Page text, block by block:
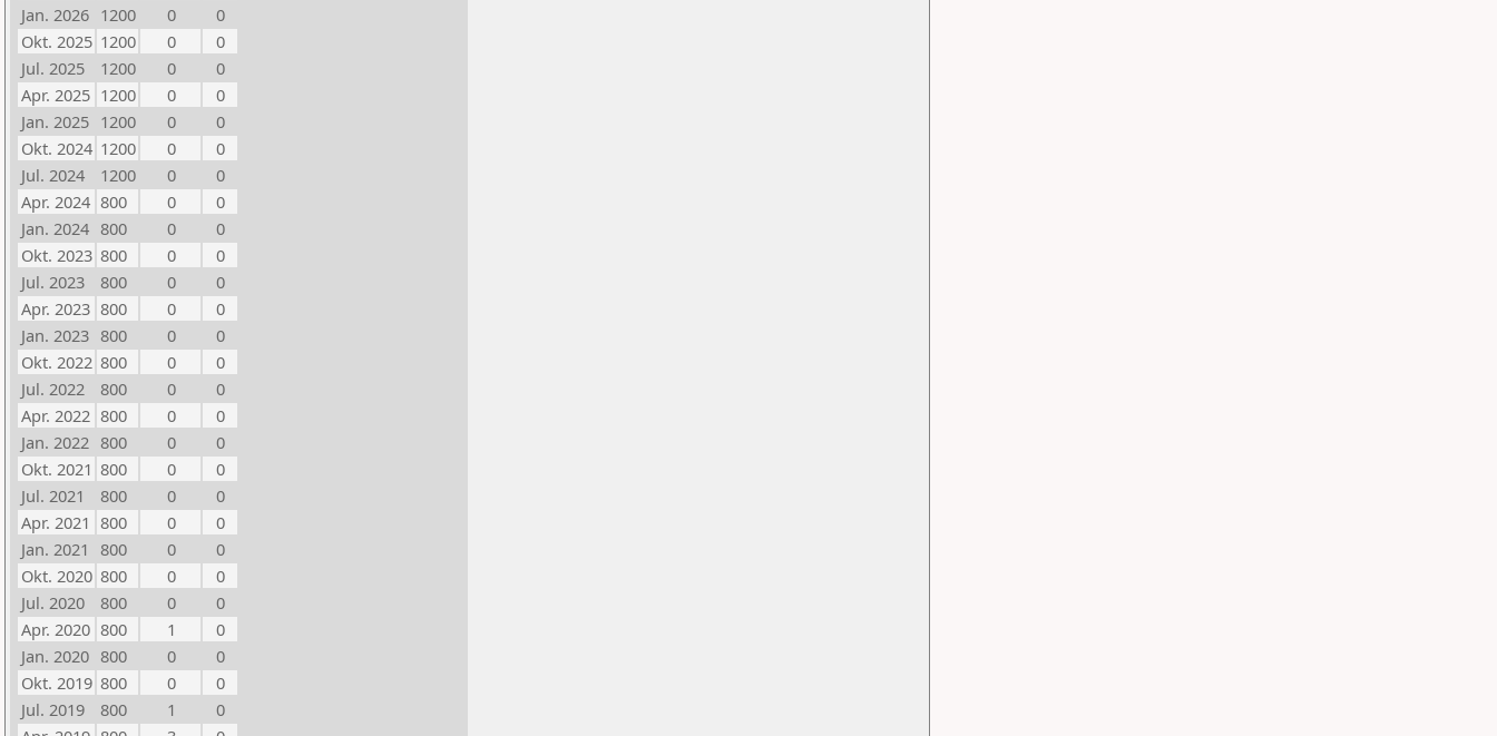
Jan. 2026 1200 0
0
Okt. 2025 1200 0
0
Jul. 2025
1200 0
0
Apr. 2025 1200 0
0
Jan. 2025 1200 0
0
Okt. 2024 1200 0
0
Jul. 2024
1200 0
0
Apr. 2024 800 0
0
Jan. 2024 800 0
0
Okt. 2023 800 0
0
Jul. 2023
800 0
0
Apr. 2023 800 0
0
Jan. 2023 800 0
0
Okt. 2022 800 0
0
Jul. 2022
800 0
0
Apr. 2022 800 0
0
Jan. 2022 800 0
0
Okt. 2021 800 0
0
Jul. 2021
800 0
0
Apr. 2021 800 0
0
Jan. 2021 800 0
0
Okt. 2020 800 0
0
Jul. 2020
800 0
0
Apr. 2020 800 1
0
Jan. 2020 800 0
0
Okt. 2019 800 0
0
Jul. 2019
800 1
0